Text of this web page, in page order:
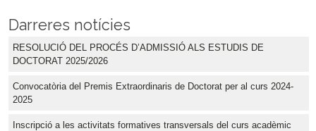
Darreres notícies
RESOLUCIÓ DEL PROCÉS D’ADMISSIÓ ALS ESTUDIS DE
DOCTORAT 2025/2026
Convocatòria del Premis Extraordinaris de Doctorat per al curs 2024-
2025
Inscripció a les activitats formatives transversals del curs acadèmic